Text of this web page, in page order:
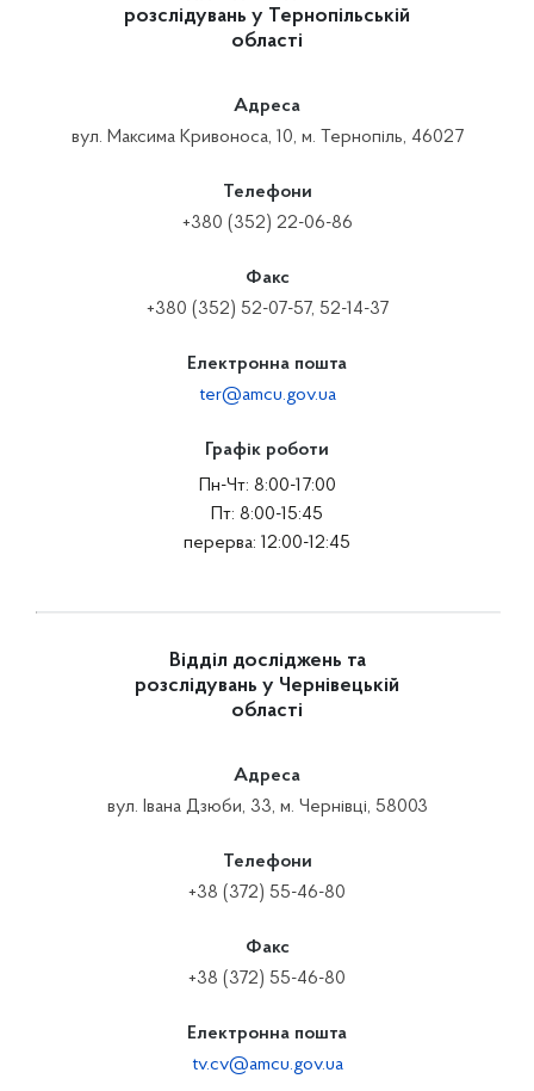
розслідувань у Тернопільській
області
Адреса
вул. Максима Кривоноса, 10, м. Тернопіль, 46027
Телефони
+380 (352) 22-06-86
Факс
+380 (352) 52-07-57, 52-14-37
Електронна пошта
ter@amcu.gov.ua
Графік роботи
Пн-Чт: 8:00-17:00
Пт: 8:00-15:45
перерва: 12:00-12:45
Відділ досліджень та
розслідувань у Чернівецькій
області
Адреса
вул. Івана Дзюби, 33, м. Чернівці, 58003
Телефони
+38 (372) 55-46-80
Факс
+38 (372) 55-46-80
Електронна пошта
tv.cv@amcu.gov.ua